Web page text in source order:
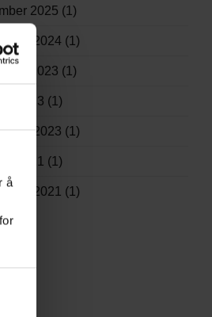
å
2025 (1)
2024 (1)
2023 (1)
2023 (1)
2023 (1)
2021 (1)
2021 (1)